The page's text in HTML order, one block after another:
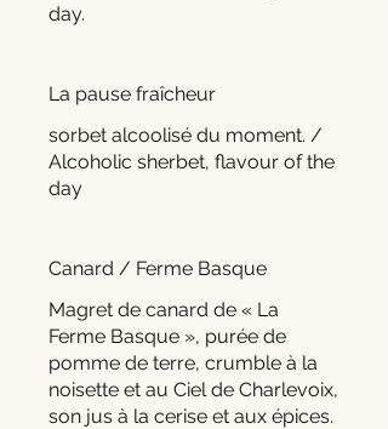
day.
La pause fraîcheur
sorbet alcoolisé du moment. /
Alcoholic sherbet, flavour of the
day
Canard / Ferme Basque
Magret de canard de « La
Ferme Basque », purée de
pomme de terre, crumble à la
noisette et au Ciel de Charlevoix,
son jus à la cerise et aux épices.